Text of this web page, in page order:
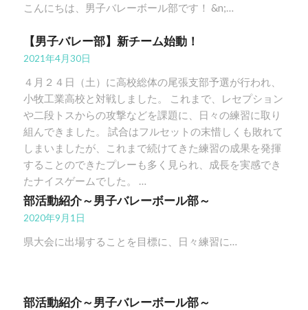
こんにちは、男子バレーボール部です！ &n;…
【男子バレー部】新チーム始動！
2021年4月30日
４月２４日（土）に高校総体の尾張支部予選が行われ、
小牧工業高校と対戦しました。 これまで、レセプション
や二段トスからの攻撃などを課題に、日々の練習に取り
組んできました。 試合はフルセットの末惜しくも敗れて
しまいましたが、これまで続けてきた練習の成果を発揮
することのできたプレーも多く見られ、成長を実感でき
たナイスゲームでした。 …
部活動紹介～男子バレーボール部～
2020年9月1日
県大会に出場することを目標に、日々練習に…
部活動紹介～男子バレーボール部～